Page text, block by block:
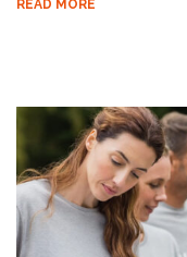
READ MORE